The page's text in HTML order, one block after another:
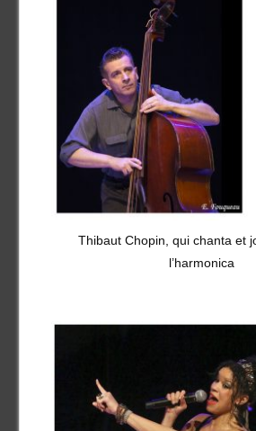
Thibaut Chopin, qui chanta et
l’harmonica